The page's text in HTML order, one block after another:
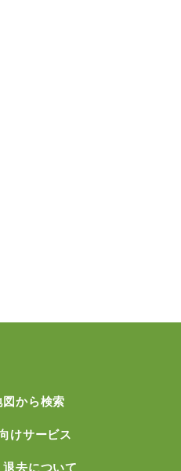
図から検索
けサービス
退去について